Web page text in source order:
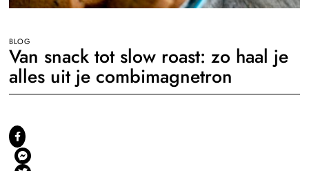
BLOG
Van snack tot slow roast: zo haal je
alles uit je combimagnetron